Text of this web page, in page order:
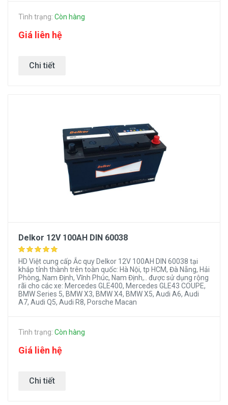
Ắc quy nào dùng cho xe
Vinfast Lux A2.0?
loại AGM dung lượng 95Ah do Varta sản xuất, Bình có thông
Loại bình : bình khô AGM, bình DIN (cọc thụt cao bằng
mặt bình ắc quy) theo tiêu chuẩn châu Âu.
Kích thước bình (dài x rộng x cao): 354 x 175 x 190mm
AGM LN5 595-901-085 theo chuẩn của
Những ắc quy dùng thay cho
trường hiện tại?
Ắc Quy Varta AGM LN5 12V
95Ah - 850A
Ắc quy AGM LN5 - 95Ah thương hiệu bình ắc quy của Đức
sản xuất trên dây chuyền tiên tiến hiện đại tại nhà máy Hàn
nên khách hàng yên tâm khi thay thế.
Thông tin chi tiết về sản phẩm, mời các bạn kick vào sản
nhất về sản phẩm.
Tình trạng: Còn hàng
Giá liên hệ
Chi tiết
Delkor 12V 100AH DIN 60038
HD Việt cung cấp Ắc quy Delkor 12V 100AH DIN 60038 tại
khắp tỉnh thành trên toàn quốc: Hà Nội, tp HCM, Đà Nẵng, Hải
Phòng, Nam Định, Vĩnh Phúc, Nam Định,.. được sử dụng rộng
rãi cho các xe: Mercedes GLE400, Mercedes GLE43 COUPE,
BMW Series 5, BMW X3, BMW X4, BMW X5, Audi A6, Audi
A7, Audi Q5, Audi R8, Porsche Macan
Tình trạng: Còn hàng
Giá liên hệ
Chi tiết